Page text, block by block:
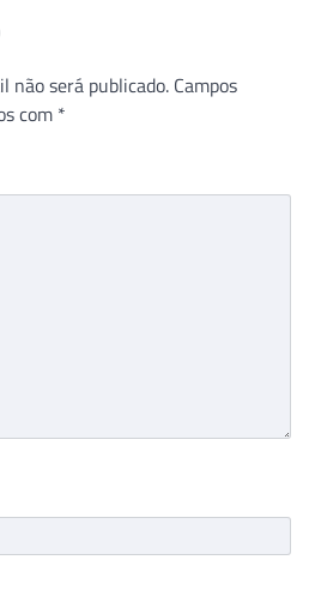
não será publicado. Campos
com *